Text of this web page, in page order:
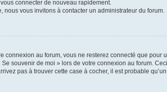
connecter de nouveau rapidement.
vous invitons à contacter un administrateur du forum.
connexion au forum, vous ne resterez connecté que
souvenir de moi » lors de votre connexion au forum.
pas à trouver cette case à cocher, il est probable